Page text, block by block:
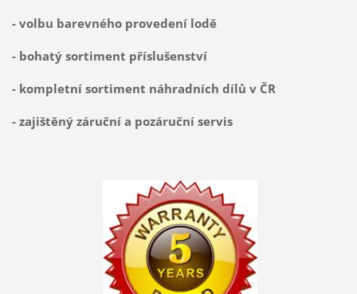
- volbu barevného provedení lodě
- bohatý sortiment příslušenství
- kompletní sortiment náhradních dílů v ČR
- zajištěný záruční a pozáruční servis